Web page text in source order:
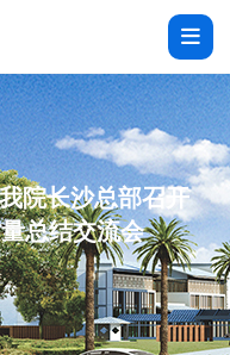
院长沙总部召开
总结交流会